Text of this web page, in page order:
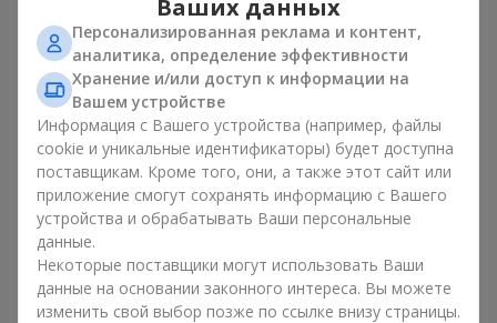
Все фото доставок
Заказать этот товар
Наши клиенты
Ваших данных
Персонализированная реклама и контент,
аналитика, определение эффективности
Хранение и/или доступ к информации на
Вашем устройстве
Информация с Вашего устройства (например, файлы
cookie и уникальные идентификаторы) будет доступна
поставщикам. Кроме того, они, а также этот сайт или
приложение смогут сохранять информацию с Вашего
устройства и обрабатывать Ваши персональные
данные.
Некоторые поставщики могут использовать Ваши
данные на основании законного интереса. Вы можете
изменить свой выбор позже по ссылке внизу страницы.